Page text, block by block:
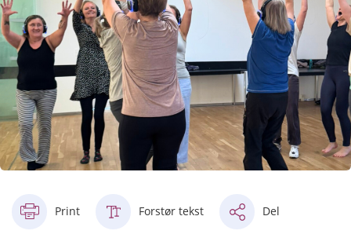
Print Forstør tekst Del